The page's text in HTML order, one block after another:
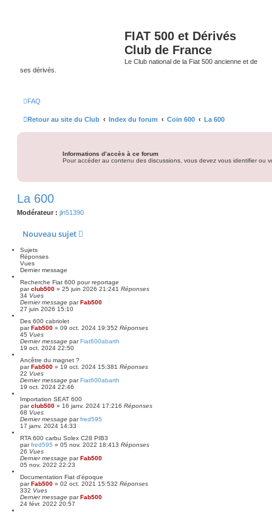
FIAT 500 et Dérivés
Club de France
Le Club national de la Fiat 500 ancienne et de
ses dérivés.
FAQ
Retour au site du Club Index du forum Coin 600 La 600
Informations d’accès à ce forum
Pour accéder au contenu des discussions, vous devez vous identifier ou
La 600
Modérateur : jln51390
Nouveau sujet
Sujets
Réponses
Vues
Dernier message
Recherche Fiat 600 pour reportage
parclub500 » 25 juin 2026 21:241 Réponses
34 Vues
Dernier message parFab500
27 juin 2026 15:10
Des 600 cabriolet
parFab500 » 09 oct. 2024 19:352 Réponses
45 Vues
Dernier message parFiat600abarth
19 oct. 2024 22:50
Ancêtre du magnet ?
parFab500 » 19 oct. 2024 15:381 Réponses
22 Vues
Dernier message parFiat600abarth
19 oct. 2024 22:46
Importation SEAT 600
parclub500 » 16 janv. 2024 17:216 Réponses
68 Vues
Dernier message parfred595
17 janv. 2024 14:33
RTA 600 carbu Solex C28 PIB3
parfred595 » 05 nov. 2022 18:413 Réponses
26 Vues
Dernier message parFab500
05 nov. 2022 22:23
Documentation Fiat d'époque
parFab500 » 02 oct. 2021 15:532 Réponses
332 Vues
Dernier message parFab500
24 févr. 2022 20:57